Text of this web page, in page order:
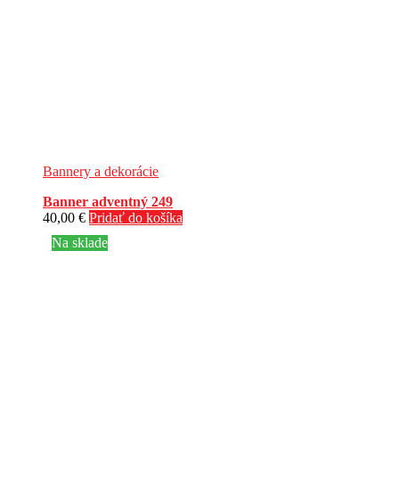
Bannery a dekorácie
Banner adventný 249
40,00 € Pridať do košíka
Na sklade